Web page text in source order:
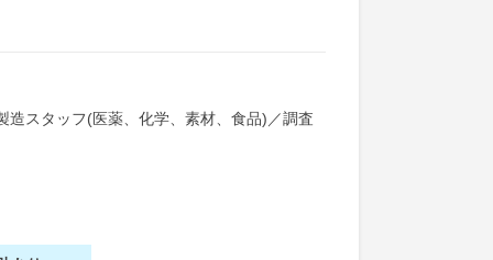
造スタッフ(医薬、化学、素材、食品) ／調査